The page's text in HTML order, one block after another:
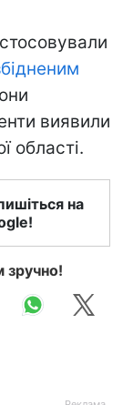
виявили
області.
на
зручно!